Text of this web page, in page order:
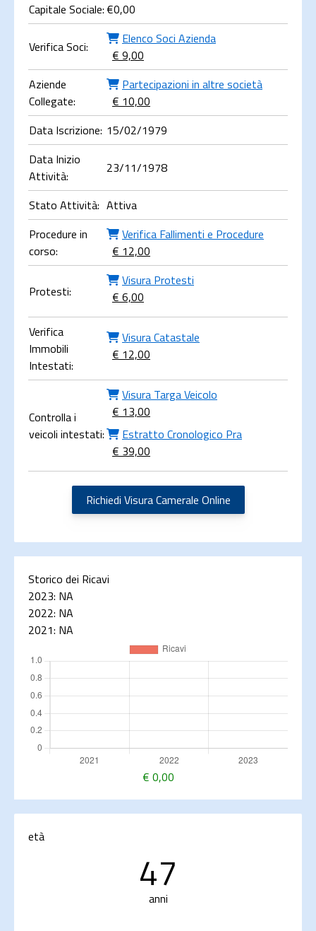
Capitale Sociale:€0,00
Verifica Soci:
Elenco Soci Azienda
€ 9,00
Aziende
Collegate:
Partecipazioni in altre società
€ 10,00
Data Iscrizione: 15/02/1979
Data Inizio
Attività:
23/11/1978
Stato Attività: Attiva
Procedure in
corso:
Verifica Fallimenti e Procedure
€ 12,00
Protesti:
Visura Protesti
€ 6,00
Verifica
Immobili
Intestati:
Visura Catastale
€ 12,00
Controlla i
veicoli intestati:
Visura Targa Veicolo
€ 13,00
Estratto Cronologico Pra
€ 39,00
Richiedi Visura Camerale Online
Storico dei Ricavi
2023: NA
2022: NA
2021: NA
€ 0,00
età
47
anni